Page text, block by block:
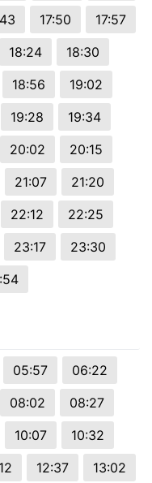
17:50
17:57
18:24
18:30
18:56
19:02
19:28
19:34
20:02
20:15
21:07
21:20
22:12
22:25
23:17
23:30
05:57
06:22
08:02
08:27
10:07
10:32
12:37
13:02